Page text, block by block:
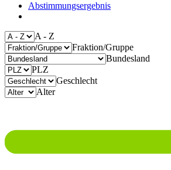
Abstimmungsergebnis
A - Z
Fraktion/Gruppe
Bundesland
PLZ
Geschlecht
Alter